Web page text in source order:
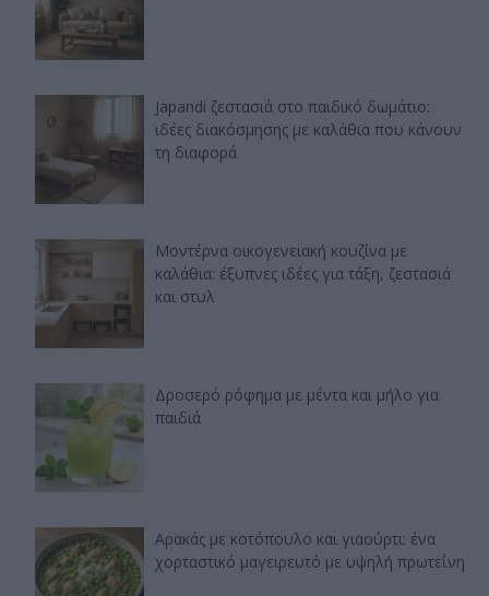
Japandi ζεστασιά στο παιδικό δωμάτιο:
ιδέες διακόσμησης με καλάθια που κάνουν
τη διαφορά
Μοντέρνα οικογενειακή κουζίνα με
καλάθια: έξυπνες ιδέες για τάξη, ζεστασιά
και στυλ
Δροσερό ρόφημα με μέντα και μήλο για
παιδιά
Αρακάς με κοτόπουλο και γιαούρτι: ένα
χορταστικό μαγειρευτό με υψηλή πρωτεΐνη